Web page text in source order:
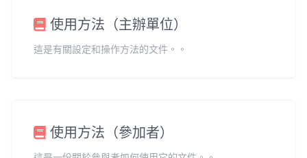
使用方法（主辦單位）
這是有關設定和操作方法的文件。。
使用方法（參加者）